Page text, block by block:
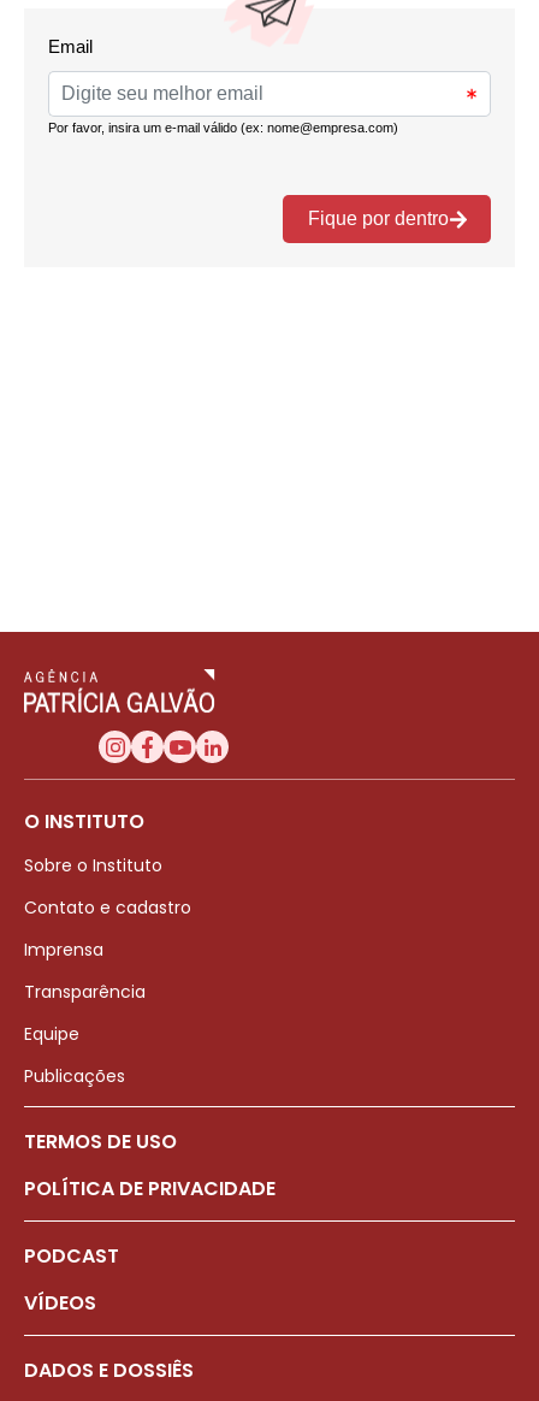
O INSTITUTO
Sobre o Instituto
Contato e cadastro
Imprensa
Transparência
Equipe
Publicações
TERMOS DE USO
POLÍTICA DE PRIVACIDADE
PODCAST
VÍDEOS
DADOS E DOSSIÊS